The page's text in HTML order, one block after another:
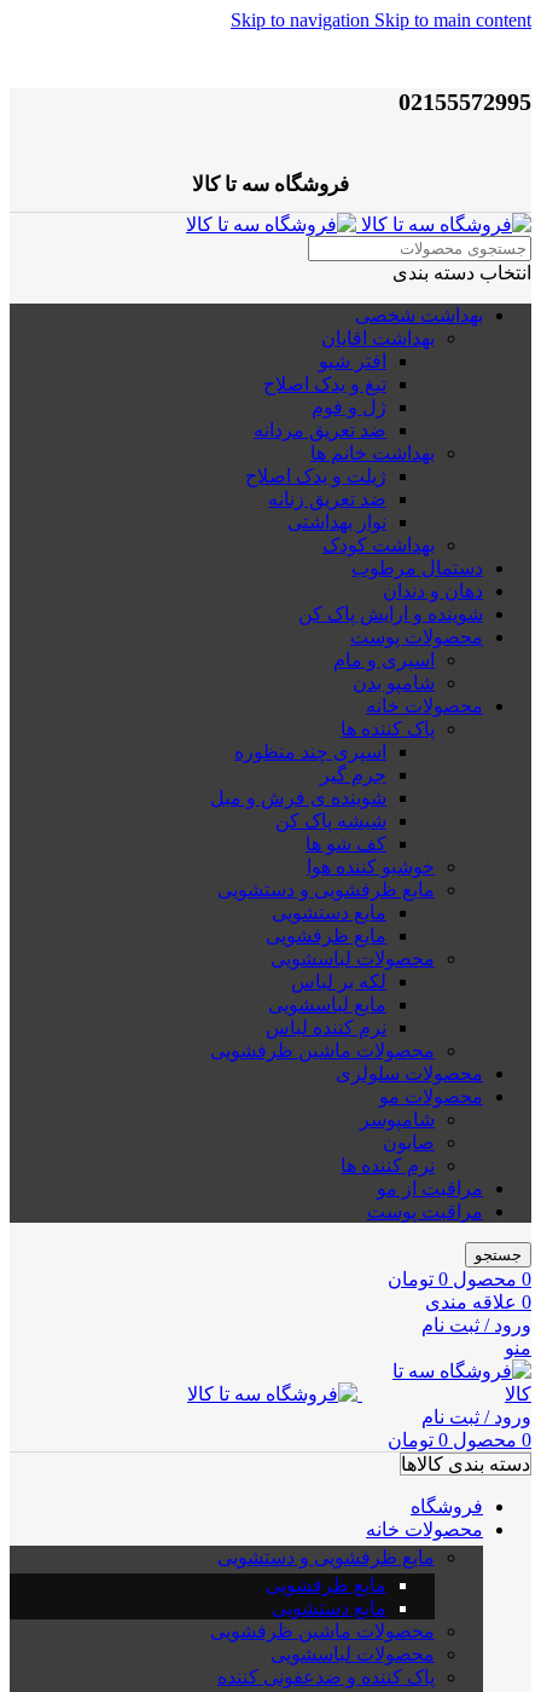
Skip to navigation Skip to main content
02155572995
فروشگاه سه تا کالا
انتخاب دسته بندی
بهداشت شخصی
بهداشت اقایان
افتر شیو
تیغ و یدک اصلاح
ژل و فوم
ضد تعریق مردانه
بهداشت خانم ها
ژیلت و یدک اصلاح
ضد تعریق زنانه
نوار بهداشتی
بهداشت کودک
دستمال مرطوب
دهان و دندان
شوینده و ارایش پاک کن
محصولات پوست
اسپری و مام
شامپو بدن
محصولات خانه
پاک کننده ها
اسپری چند منظوره
جرم گیر
شوینده ی فرش و مبل
شیشه پاک کن
کف شو ها
خوشبو کننده هوا
مایع ظرفشویی و دستشویی
مایع دستشویی
مایع ظرفشویی
محصولات لباسشویی
لکه بر لباس
مایع لباسشویی
نرم کننده لباس
محصولات ماشین ظرفشویی
محصولات سلولزی
محصولات مو
شامپوسر
صابون
نرم کننده ها
مراقبت از مو
مراقبت پوست
جستجو
0 محصول 0 تومان
0 علاقه مندی
ورود / ثبت نام
منو
ورود / ثبت نام
0 محصول 0 تومان
دسته بندی کالاها
فروشگاه
محصولات خانه
مایع ظرفشویی و دستشویی
مایع ظرفشویی
مایع دستشویی
محصولات ماشین ظرفشویی
محصولات لباسشویی
پاک کننده و ضدعفونی کننده